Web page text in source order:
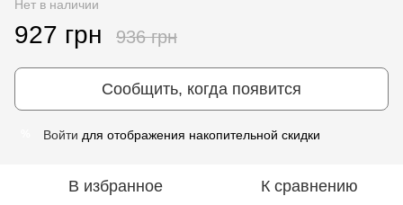
Нет в наличии
927 грн 936 грн
Сообщить, когда появится
Войти для отображения накопительной скидки
В избранное К сравнению